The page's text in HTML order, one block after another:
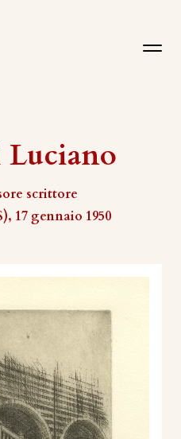
Luciano
scrittore
17 gennaio 1950